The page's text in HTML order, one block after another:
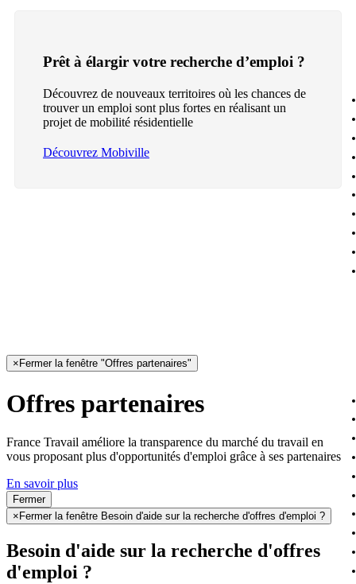
Prêt à élargir votre recherche d’emploi ?
Découvrez de nouveaux territoires où les chances de
trouver un emploi sont plus fortes en réalisant un
projet de mobilité résidentielle
Découvrez Mobiville
× Fermer la fenêtre "Offres partenaires"
Offres partenaires
France Travail améliore la transparence du marché du travail en
vous proposant plus d'opportunités d'emploi grâce à ses partenaires
En savoir plus
Fermer
× Fermer la fenêtre Besoin d'aide sur la recherche d'offres d'emploi ?
Besoin d'aide sur la recherche d'offres
d'emploi ?